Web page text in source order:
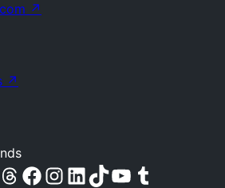
↗
↗
account
Mastodon account
Bezoek ons Threads account
Onze Facebook pagina bezoeken
Bezoek ons Instagram account
Bezoek ons LinkedIn account
Bezoek ons TikTok account
Bezoek ons YouTube kanaalBezoek ons Tumblr account